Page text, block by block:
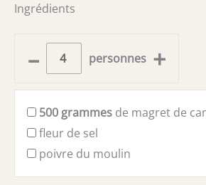
Ingrédients
– personnes +
500 grammes de magret de
fleur de sel
poivre du moulin